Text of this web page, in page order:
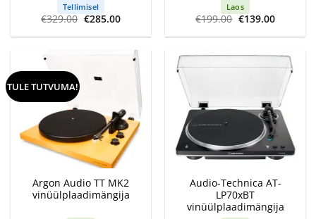
Tellimisel
€329.00 Algne
hind
oli:
€285.00Current
is:
Laos
€199.00 Algne
hind
oli:
€139.00Current
is:
TULE TUTVUMA!
Argon Audio TT MK2
vinüülplaadimängija
Audio-Technica AT-
LP70xBT
vinüülplaadimängija